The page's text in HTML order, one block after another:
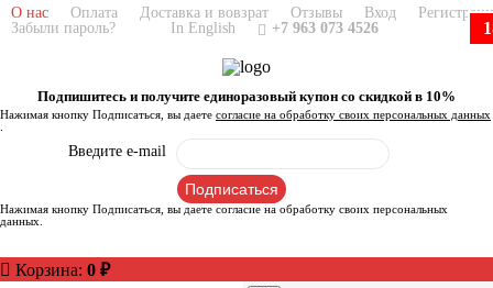
О нас Оплата Доставка и вовзрат Отзывы Вход
Забыли пароль?
In English +7 963 073 4526
Подпишитесь и получите единоразовый купон со скидкой в 10%
Нажимая кнопку Подписаться, вы даете согласие на обработку своих персональных данных
Введите e-mail
Нажимая кнопку Подписаться, вы даете согласие на обработку своих персональных
данных
Корзина: 0 ₽